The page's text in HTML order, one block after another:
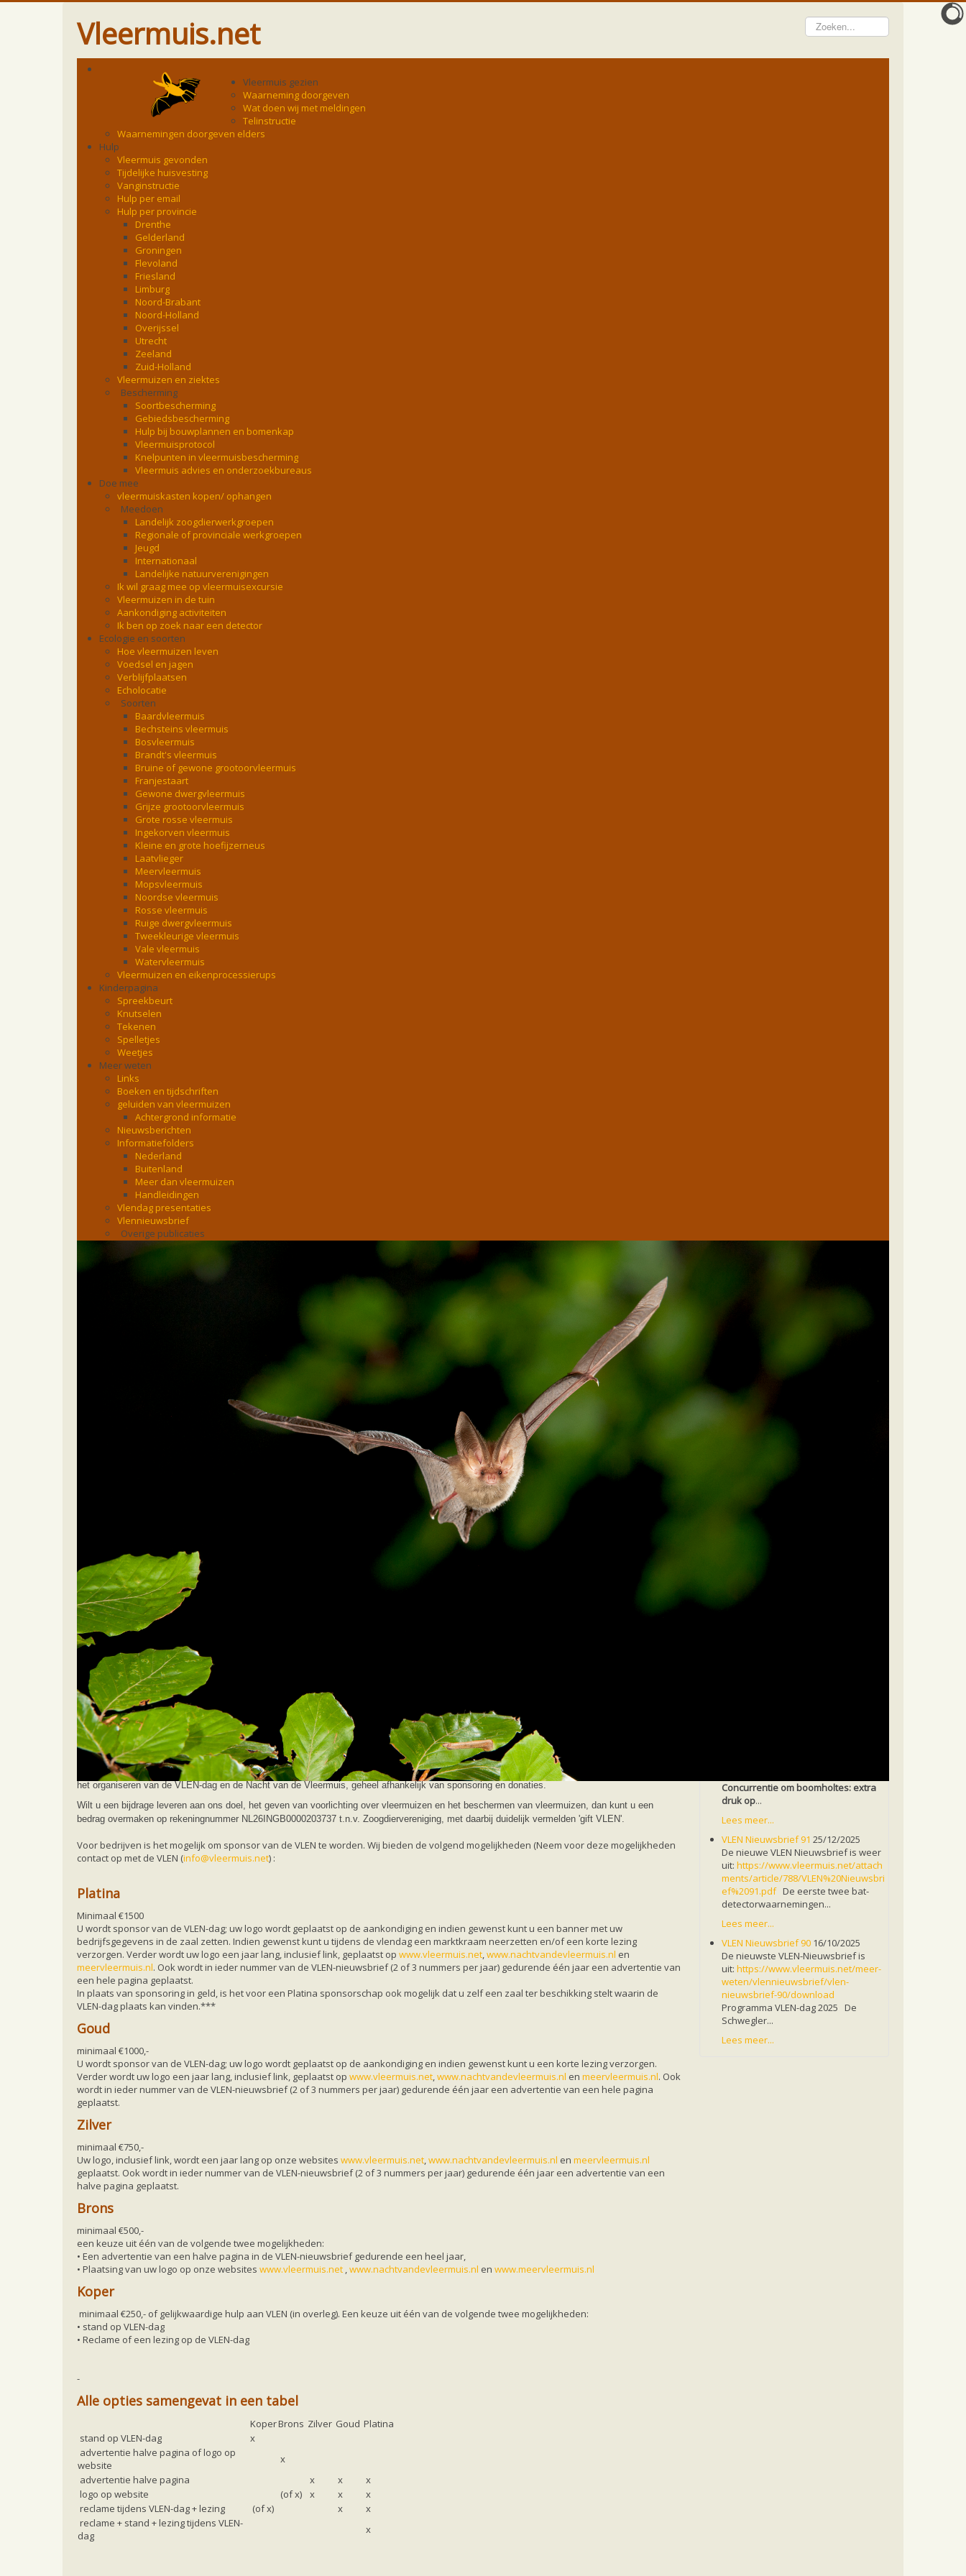
Vleermuis.net
Vleermuis gezien
Waarneming doorgeven
Wat doen wij met meldingen
Telinstructie
Waarnemingen doorgeven elders
Hulp
Vleermuis gevonden
Tijdelijke huisvesting
Vanginstructie
Hulp per email
Hulp per provincie
Drenthe
Gelderland
Groningen
Flevoland
Friesland
Limburg
Noord-Brabant
Noord-Holland
Overijssel
Utrecht
Zeeland
Zuid-Holland
Vleermuizen en ziektes
Bescherming
Soortbescherming
Gebiedsbescherming
Hulp bij bouwplannen en bomenkap
Vleermuisprotocol
Knelpunten in vleermuisbescherming
Vleermuis advies en onderzoekbureaus
Doe mee
vleermuiskasten kopen/ ophangen
Meedoen
Landelijk zoogdierwerkgroepen
Regionale of provinciale werkgroepen
Jeugd
Internationaal
Landelijke natuurverenigingen
Ik wil graag mee op vleermuisexcursie
Vleermuizen in de tuin
Aankondiging activiteiten
Ik ben op zoek naar een detector
Ecologie en soorten
Hoe vleermuizen leven
Voedsel en jagen
Verblijfplaatsen
Echolocatie
Soorten
Baardvleermuis
Bechsteins vleermuis
Bosvleermuis
Brandt's vleermuis
Bruine of gewone grootoorvleermuis
Franjestaart
Gewone dwergvleermuis
Grijze grootoorvleermuis
Grote rosse vleermuis
Ingekorven vleermuis
Kleine en grote hoefijzerneus
Laatvlieger
Meervleermuis
Mopsvleermuis
Noordse vleermuis
Rosse vleermuis
Ruige dwergvleermuis
Tweekleurige vleermuis
Vale vleermuis
Watervleermuis
Vleermuizen en eikenprocessierups
Kinderpagina
Spreekbeurt
Knutselen
Tekenen
Spelletjes
Weetjes
Meer weten
Links
Boeken en tijdschriften
geluiden van vleermuizen
Achtergrond informatie
Nieuwsberichten
Informatiefolders
Nederland
Buitenland
Meer dan vleermuizen
Handleidingen
Vlendag presentaties
Vlennieuwsbrief
Overige publicaties
zoonose info (rabies, corona, etc)
rapporten
Home Frontpage Sponsors gezocht
Sponsors gezocht
De VLEN is een werkgroep voor en door vrijwilligers. Wij zetten ons in voor de bescherming van vleermuizen in Nederland. Lidmaatschap van de
VLEN is gratis. Daarom zijn wij voor het uitvoeren van onze activiteiten, zoals het onderhoud van de website, het maken van de Nieuwsbrief, en
het organiseren van de VLEN-dag en de Nacht van de Vleermuis, geheel afhankelijk van sponsoring en donaties.
Wilt u een bijdrage leveren aan ons doel, het geven van voorlichting over vleermuizen en het beschermen van vleermuizen, dan kunt u een
bedrag overmaken op rekeningnummer NL26INGB0000203737 t.n.v. Zoogdiervereniging, met daarbij duidelijk vermelden 'gift VLEN'.
Voor bedrijven is het mogelijk om sponsor van de VLEN te worden. Wij bieden de volgend mogelijkheden (Neem voor deze mogelijkheden
contact op met de VLEN (info@vleermuis.net) :
Platina
Minimaal €1500
U wordt sponsor van de VLEN-dag; uw logo wordt geplaatst op de aankondiging en indien gewenst kunt u een banner met uw
bedrijfsgegevens in de zaal zetten. Indien gewenst kunt u tijdens de vlendag een marktkraam neerzetten en/of een korte lezing
verzorgen. Verder wordt uw logo een jaar lang, inclusief link, geplaatst op www.vleermuis.net,www.nachtvandevleermuis.nl en
meervleermuis.nl. Ook wordt in ieder nummer van de VLEN-nieuwsbrief (2 of 3 nummers per jaar) gedurende één jaar een advertentie van
een hele pagina geplaatst.
In plaats van sponsoring in geld, is het voor een Platina sponsorschap ook mogelijk dat u zelf een zaal ter beschikking stelt waarin de
VLEN-dag plaats kan vinden.***
Goud
minimaal €1000,-
U wordt sponsor van de VLEN-dag; uw logo wordt geplaatst op de aankondiging en indien gewenst kunt u een korte lezing verzorgen.
Verder wordt uw logo een jaar lang, inclusief link, geplaatst op www.vleermuis.net,www.nachtvandevleermuis.nl en meervleermuis.nl. Ook
wordt in ieder nummer van de VLEN-nieuwsbrief (2 of 3 nummers per jaar) gedurende één jaar een advertentie van een hele pagina
geplaatst.
Zilver
minimaal €750,-
Uw logo, inclusief link, wordt een jaar lang op onze websites www.vleermuis.net,www.nachtvandevleermuis.nl en meervleermuis.nl
geplaatst. Ook wordt in ieder nummer van de VLEN-nieuwsbrief (2 of 3 nummers per jaar) gedurende één jaar een advertentie van een
halve pagina geplaatst.
Brons
minimaal €500,-
een keuze uit één van de volgende twee mogelijkheden:
• Een advertentie van een halve pagina in de VLEN-nieuwsbrief gedurende een heel jaar,
• Plaatsing van uw logo op onze websites www.vleermuis.net ,www.nachtvandevleermuis.nl en www.meervleermuis.nl
Koper
minimaal €250,- of gelijkwaardige hulp aan VLEN (in overleg). Een keuze uit één van de volgende twee mogelijkheden:
• stand op VLEN-dag
• Reclame of een lezing op de VLEN-dag
-
Alle opties samengevat in een tabel
KoperBrons Zilver Goud Platina
stand op VLEN-dag
x
advertentie halve pagina of logo op
website
x
advertentie halve pagina
x x
x
logo op website
(of x) x x
x
reclame tijdens VLEN-dag + lezing
(of x) x
x
reclame + stand + lezing tijdens VLEN-
dag
x
Concurrentie om boomholtes: extra
druk op...
Lees meer...
VLEN Nieuwsbrief 91 25/12/2025
De nieuwe VLEN Nieuwsbrief is weer
uit: https://www.vleermuis.net/attach
ments/article/788/VLEN%20Nieuwsbri
ef%2091.pdfDe eerste twee bat-
detectorwaarnemingen...
Lees meer...
VLEN Nieuwsbrief 90 16/10/2025
De nieuwste VLEN-Nieuwsbrief is
uit: https://www.vleermuis.net/meer-
weten/vlennieuwsbrief/vlen-
nieuwsbrief-90/download
Programma VLEN-dag 2025 De
Schwegler...
Lees meer...